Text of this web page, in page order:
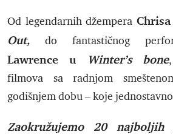
Od legendarnih džempera
Out, do fantastičnog
Lawrence u
Winter’s bone
filmova sa radnjom
godišnjem dobu – koje
Zaokružujemo 20 najboljih